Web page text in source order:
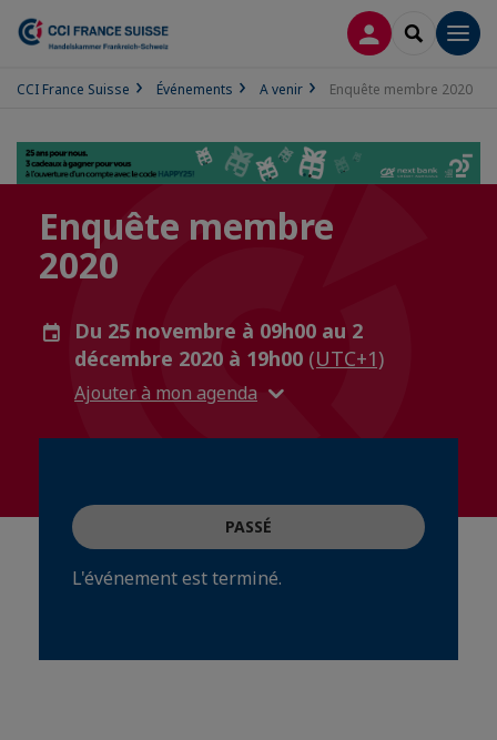
CONNEXION
CCI France Suisse Événements A venir Enquête membre 2020
Enquête membre
2020
Du 25 novembre à 09h00 au 2
décembre 2020 à 19h00 (UTC+1)
Ajouter à mon agenda
PASSÉ
L'événement est terminé.